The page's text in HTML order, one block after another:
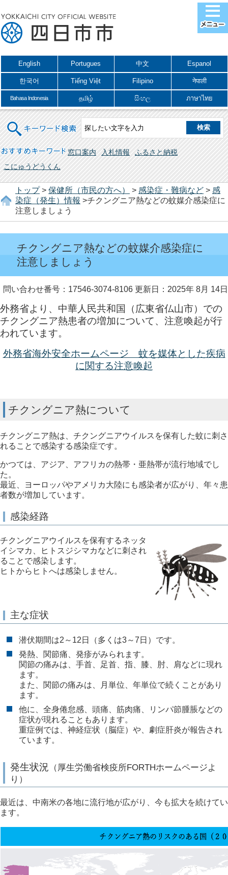
English Portugues 中文 Espanol
한국어 Tiếng Việt Filipino नेपाली
Bahasa Indonesia தமிழ் සිංහල ภาษาไทย
キーワード検索
おすすめキーワード 窓口案内 入札情報
ふるさと納税
こにゅうどうくん
トップ> 保健所（市民の方へ） > 感染症・難病など > 感
染症（発生）情報 >チクングニア熱などの蚊媒介感染症に
注意しましょう
チクングニア熱などの蚊媒介感染症に
注意しましょう
問い合わせ番号：17546-3074-8106 更新日：2025年 8月 14日
外務省より、中華人民共和国（広東省仏山市）での
チクングニア熱患者の増加について、注意喚起が行
われています。
外務省海外安全ホームページ 蚊を媒体とした疾病
に関する注意喚起
チクングニア熱について
チクングニア熱は、チクングニアウイルスを保有した蚊に刺さ
れることで感染する感染症です。
かつては、アジア、アフリカの熱帯・亜熱帯が流行地域でし
た。
最近、ヨーロッパやアメリカ大陸にも感染者が広がり、年々患
者数が増加しています。
感染経路
チクングニアウイルスを保有するネッタ
イシマカ、ヒトスジシマカなどに刺され
ることで感染します。
ヒトからヒトへは感染しません。
主な症状
潜伏期間は2～12日（多くは3～7日）です。
発熱、関節痛、発疹がみられます。
関節の痛みは、手首、足首、指、膝、肘、肩などに現れ
ます。
また、関節の痛みは、月単位、年単位で続くことがあり
ます。
他に、全身倦怠感、頭痛、筋肉痛、リンパ節腫脹などの
症状が現れることもあります。
重症例では、神経症状（脳症）や、劇症肝炎が報告され
ています。
発生状況 （厚生労働省検疫所FORTHホームページよ
り）
最近は、中南米の各地に流行地が広がり、今も拡大を続けてい
ます。